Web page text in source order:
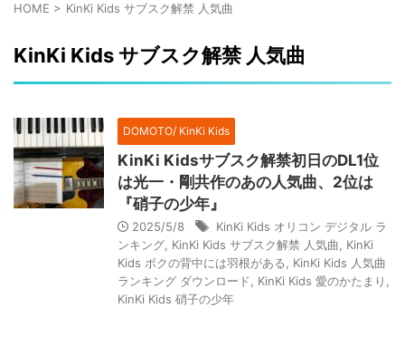
HOME > KinKi Kids サブスク解禁 人気曲
KinKi Kids サブスク解禁 人気曲
DOMOTO/ KinKi Kids
KinKi Kidsサブスク解禁初日のDL1位
は光一・剛共作のあの人気曲、2位は
『硝子の少年』
2025/5/8
KinKi Kids オリコン デジタル ラ
ンキング KinKi Kids サブスク解禁 人気曲
KinKi
Kids ボクの背中には羽根がある
KinKi Kids 人気曲
ランキング ダウンロード
KinKi Kids 愛のかたまり
KinKi Kids 硝子の少年